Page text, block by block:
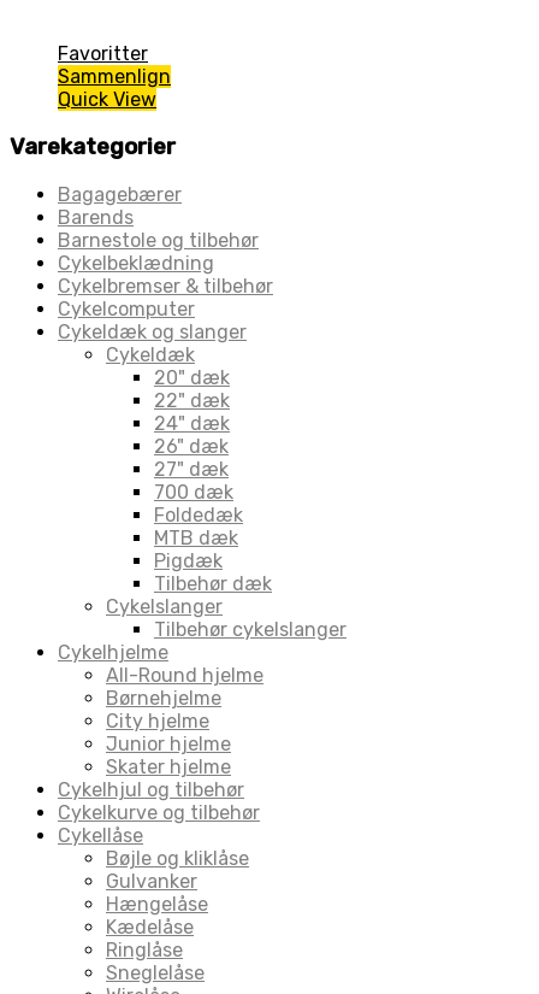
Favoritter
Sammenlign
Quick View
Varekategorier
Bagagebærer
Barends
Barnestole og tilbehør
Cykelbeklædning
Cykelbremser & tilbehør
Cykelcomputer
Cykeldæk og slanger
Cykeldæk
20" dæk
22" dæk
24" dæk
26" dæk
27" dæk
700 dæk
Foldedæk
MTB dæk
Pigdæk
Tilbehør dæk
Cykelslanger
Tilbehør cykelslanger
Cykelhjelme
All-Round hjelme
Børnehjelme
City hjelme
Junior hjelme
Skater hjelme
Cykelhjul og tilbehør
Cykelkurve og tilbehør
Cykellåse
Bøjle og kliklåse
Gulvanker
Hængelåse
Kædelåse
Ringlåse
Sneglelåse